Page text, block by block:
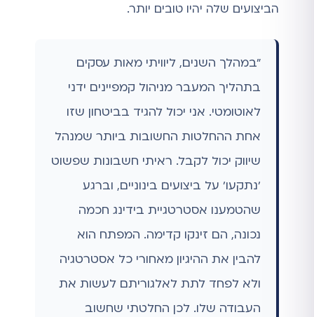
הביצועים שלה יהיו טובים יותר.
"במהלך השנים, ליוויתי מאות עסקים
בתהליך המעבר מניהול קמפיינים ידני
לאוטומטי. אני יכול להגיד בביטחון שזו
אחת ההחלטות החשובות ביותר שמנהל
שיווק יכול לקבל. ראיתי חשבונות שפשוט
'נתקעו' על ביצועים בינוניים, וברגע
שהטמענו אסטרטגיית בידינג חכמה
נכונה, הם זינקו קדימה. המפתח הוא
להבין את ההיגיון מאחורי כל אסטרטגיה
ולא לפחד לתת לאלגוריתם לעשות את
העבודה שלו. לכן החלטתי שחשוב